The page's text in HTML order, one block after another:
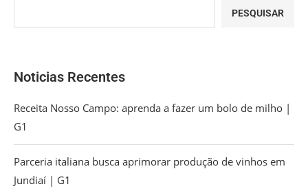
PESQUISAR
Noticias Recentes
Receita Nosso Campo: aprenda a fazer um bolo de milho |
G1
Parceria italiana busca aprimorar produção de vinhos em
Jundiaí | G1